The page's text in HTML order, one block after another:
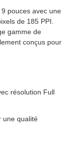
pouces avec une
de 185 PPI.
gamme de
conçus pour
résolution Full
une qualité